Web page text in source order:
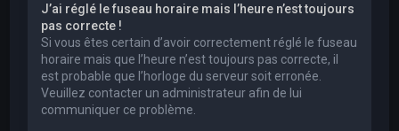
J’ai réglé le fuseau horaire mais l’heure n’est toujours
pas correcte !
Si vous êtes certain d’avoir correctement réglé le fuseau
horaire mais que l’heure n’est toujours pas correcte, il
est probable que l’horloge du serveur soit erronée.
Veuillez contacter un administrateur afin de lui
communiquer ce problème.